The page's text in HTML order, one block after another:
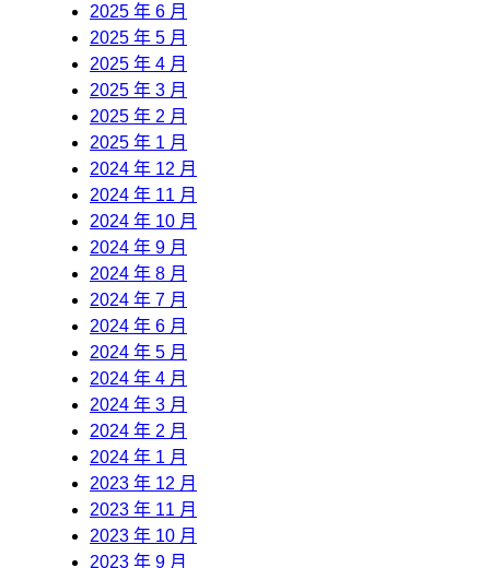
2025 年 6 月
2025 年 5 月
2025 年 4 月
2025 年 3 月
2025 年 2 月
2025 年 1 月
2024 年 12 月
2024 年 11 月
2024 年 10 月
2024 年 9 月
2024 年 8 月
2024 年 7 月
2024 年 6 月
2024 年 5 月
2024 年 4 月
2024 年 3 月
2024 年 2 月
2024 年 1 月
2023 年 12 月
2023 年 11 月
2023 年 10 月
2023 年 9 月